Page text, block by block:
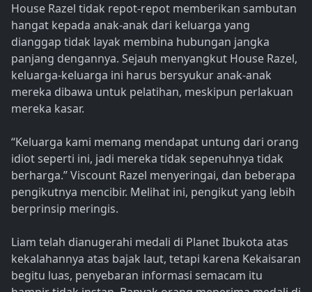
House Razel tidak repot-repot memberikan sambutan
hangat kepada anak-anak dari keluarga yang
dianggap tidak layak membina hubungan jangka
panjang dengannya. Sejauh menyangkut House Razel,
keluarga-keluarga ini harus bersyukur anak-anak
mereka dibawa untuk pelatihan, meskipun perlakuan
mereka kasar.
“Keluarga kami memang mendapat untung dari orang
idiot seperti ini, jadi mereka tidak sepenuhnya tidak
berharga.” Viscount Razel menyeringai, dan beberapa
pengikutnya mencibir. Melihat ini, pengikut yang lebih
berprinsip meringis.
Liam telah dianugerahi medali di Planet Ibukota atas
kekalahannya atas bajak laut, tetapi karena Kekaisaran
begitu luas, penyebaran informasi semacam itu